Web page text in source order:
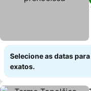
Selecione as datas
exatos.